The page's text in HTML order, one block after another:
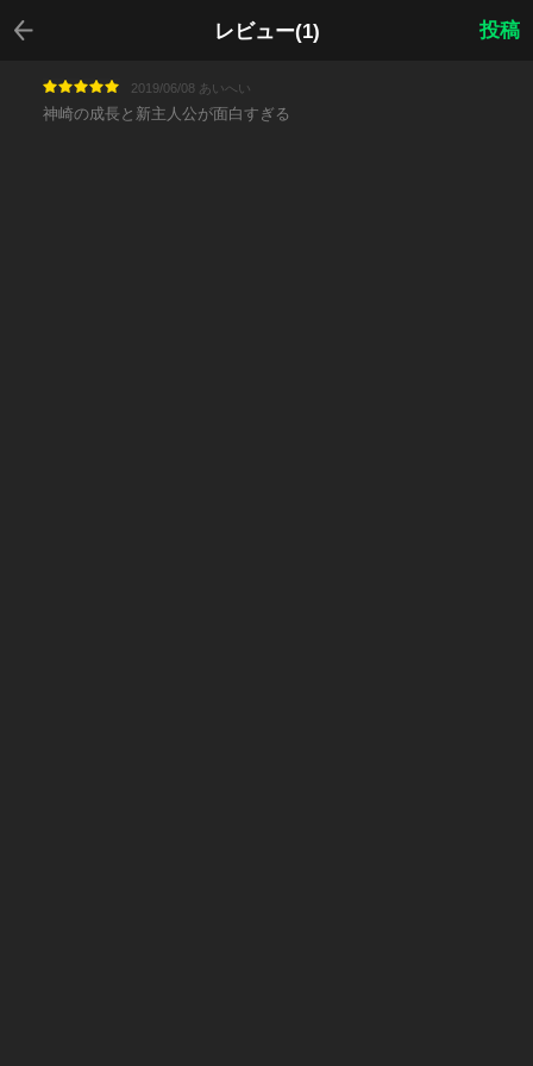
レビュー(1)
戻る
投稿
2019/06/08 あいへい
神崎の成長と新主人公が面白すぎる